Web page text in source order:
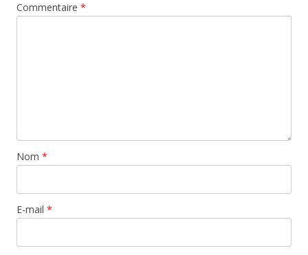
Commentaire *
Nom *
E-mail *